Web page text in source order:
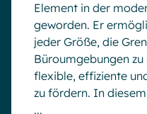
Element in der
geworden. Er
jeder Größe, die
Büroumgebungen
flexible, effiziente
zu fördern. In
...